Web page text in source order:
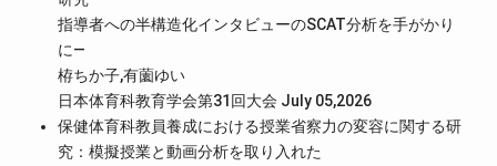
指導者への半構造化インタビューのSCAT分析を手がかり
に―
栫ちか子,有薗ゆい
日本体育科教育学会第31回大会 July 05,2026
保健体育科教員養成における授業省察力の変容に関する研
究：模擬授業と動画分析を取り入れた